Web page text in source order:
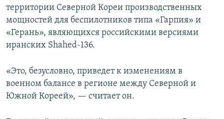
территории Северной Кореи производственных
мощностей для беспилотников типа «Гарпия» и
«Герань», являющихся российскими версиями
иранских Shahed-136.
«Это, безусловно, приведет к изменениям в
военном балансе в регионе между Северной и
Южной Кореей», — считает он.